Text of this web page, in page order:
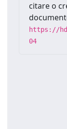
citare o
https://
04